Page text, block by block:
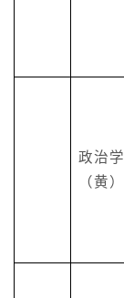
政治学
（黄）